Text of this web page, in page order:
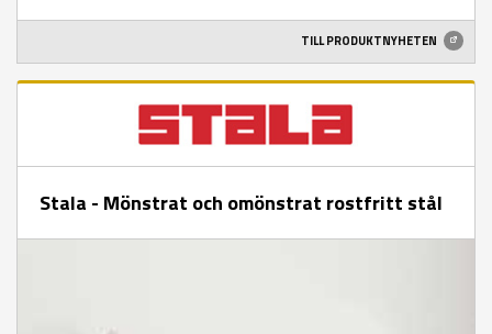
TILL PRODUKTNYHETEN
Stala - Mönstrat och omönstrat rostfritt stål